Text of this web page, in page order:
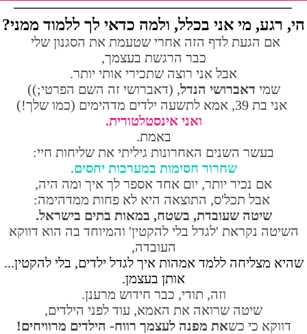
הי, רגע, מי אני בכלל, ולמה כדאי לך ללמוד ממני?
אם הגעת לדף הזה אחרי שטעמת את הסגנון שלי
כבר הרגשת בעצמך,
אבל אני רוצה שתכירי אותי יותר.
שמי דאברושי הנדל, (דאברושי זה השם הפרטי;))
אני בת 39, אמא לתשעה ילדים מדהימים (כמו שלך!)
ואני אינסטלטורית.
באמת.
בעשר השנים האחרונות גיליתי את שליחות חיי:
שחרור חסימות במערכות יחסים.
אם נכיר יותר, יום אחד אספר לך איך ומה היה,
אבל תכל'ס, התוצאה היא לא פחות ממדהימה:
שיטה שעובדת, בשטח, במאות בתים בישראל.
השיטה נקראת 'לגדל בלי להקטין' והמיוחד בה הוא דווקא
העובדה,
שהיא מצליחה ללמד אמהות איך לגדל ילדים, בלי להקטין...
אותן בעצמן.
וזה, תודי, כבר חידוש מרענן.
שיטה שרואה את האמא, עוד לפני הילדים,
דווקא כי כשאת מפנה לעצמך רווח- הילדים מרוויחים!